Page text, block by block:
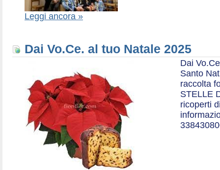
Leggi ancora »
Dai Vo.Ce. al tuo Natale 2025
Dai
Santo
raccolta
STELLE
ricoperti